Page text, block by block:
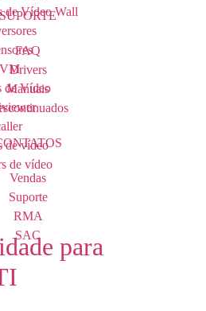
de Vídeo Wall
de Vídeo
de vídeo
de vídeo
para
SUPORTE
FAQ
Drivers
Manuais
Vendas
Suporte
RMA
SAC